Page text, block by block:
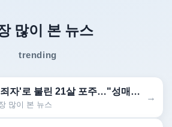
많이 본 뉴스
trending
'너무 예쁜 범죄자'로 불린 21살 포주…"성매매 광고사진은 내 것으로 해"
많이 본 뉴스
→